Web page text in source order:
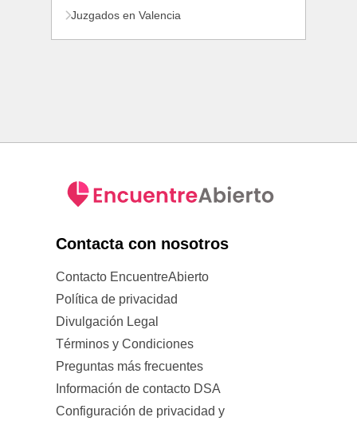
Juzgados en Valencia
Contacta con nosotros
Contacto EncuentreAbierto
Política de privacidad
Divulgación Legal
Términos y Condiciones
Preguntas más frecuentes
Información de contacto DSA
Configuración de privacidad y